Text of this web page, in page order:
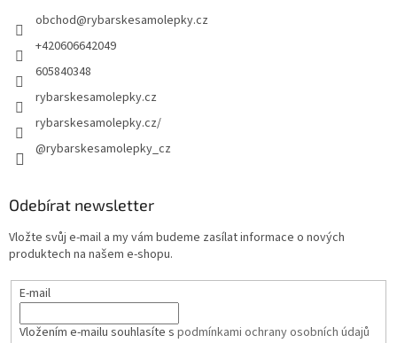
obchod@rybarskesamolepky.cz
+420606642049
605840348
rybarskesamolepky.cz
rybarskesamolepky.cz/
@rybarskesamolepky_cz
Odebírat newsletter
Vložte svůj e-mail a my vám budeme zasílat informace o nových
produktech na našem e-shopu.
E-mail
Vložením e-mailu souhlasíte s podmínkami ochrany osobních údajů